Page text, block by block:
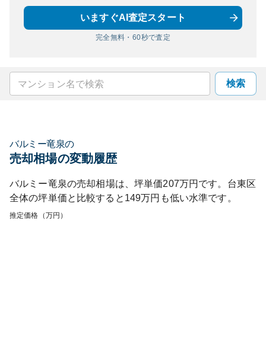
いますぐAI査定スタート
完全無料・60秒で査定
検索
バルミー竜泉の
売却相場の変動履歴
バルミー竜泉の売却相場は、坪単価207万円です。 台東区
全体の坪単価と比較すると 149万円も低い水準です。
推定価格（万円）